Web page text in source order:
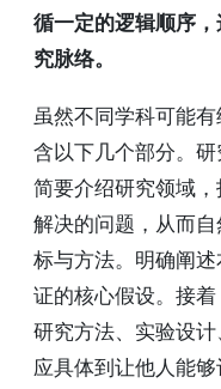
循一定的逻辑顺序
究脉络。
虽然不同学科可能
含以下几个部分。
简要介绍研究领域
解决的问题，从而
标与方法。明确阐
证的核心假设。接着
研究方法、实验设
应具体到让他人能